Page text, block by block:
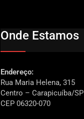
Onde Estamos
Endereço:
Rua Maria Helena, 315
Centro – Carapicuíba/SP
CEP 06320-070